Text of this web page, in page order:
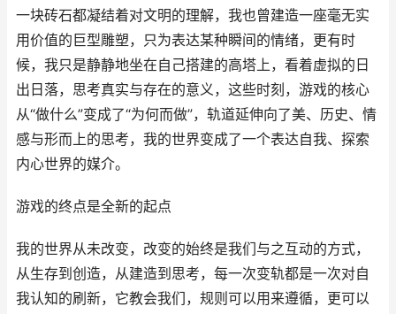
一块砖石都凝结着对文明的理解，我也曾建造一座毫无实
用价值的巨型雕塑，只为表达某种瞬间的情绪，更有时
候，我只是静静地坐在自己搭建的高塔上，看着虚拟的日
出日落，思考真实与存在的意义，这些时刻，游戏的核心
从“做什么”变成了“为何而做”，轨道延伸向了美、历史、情
感与形而上的思考，我的世界变成了一个表达自我、探索
内心世界的媒介。
游戏的终点是全新的起点
我的世界从未改变，改变的始终是我们与之互动的方式，
从生存到创造，从建造到思考，每一次变轨都是一次对自
我认知的刷新，它教会我们，规则可以用来遵循，更可以